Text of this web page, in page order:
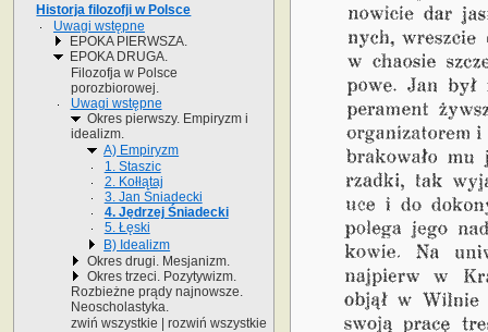
Historja filozofji w Polsce
Uwagi wstępne
EPOKA PIERWSZA.
EPOKA DRUGA.
Filozofja w Polsce
porozbiorowej.
Uwagi wstępne
Okres pierwszy. Empiryzm i
idealizm.
A) Empiryzm
1. Staszic
2. Kołłątaj
3. Jan Śniadecki
4. Jędrzej Śniadecki
5. Łęski
B) Idealizm
Okres drugi. Mesjanizm.
Okres trzeci. Pozytywizm.
Rozbieżne prądy najnowsze.
Neoscholastyka.
zwiń wszystkie
rozwiń wszystkie